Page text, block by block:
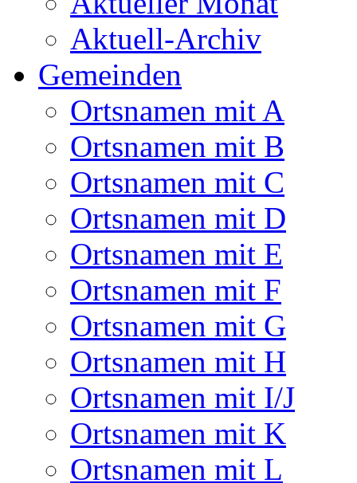
Aktuell-Archiv
Gemeinden
Ortsnamen mit A
Ortsnamen mit B
Ortsnamen mit C
Ortsnamen mit D
Ortsnamen mit E
Ortsnamen mit F
Ortsnamen mit G
Ortsnamen mit H
Ortsnamen mit I/J
Ortsnamen mit K
Ortsnamen mit L